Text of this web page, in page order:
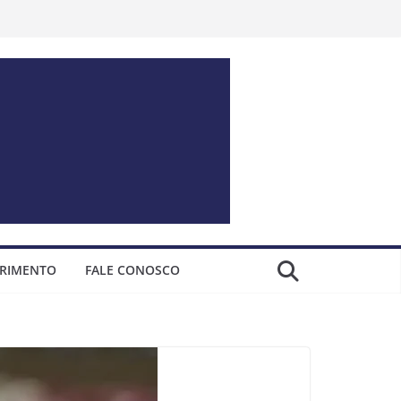
FALE CONOSCO